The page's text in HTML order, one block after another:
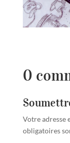
0
Votre adresse
obligatoires